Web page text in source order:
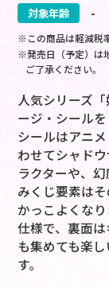
対象年齢
-
※この商品は軽減税
※発売日（予定）は
ご了承ください。
人気シリーズ
ージ・シールを
シールはアニ
わせてシャド
ラクターや、
みくじ要素は
かっこよくな
仕様で、裏面
も集めても楽
す。